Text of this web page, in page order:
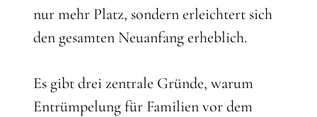
nur mehr Platz, sondern erleichtert sich
den gesamten Neuanfang erheblich.
Es gibt drei zentrale Gründe, warum
Entrümpelung für Familien vor dem